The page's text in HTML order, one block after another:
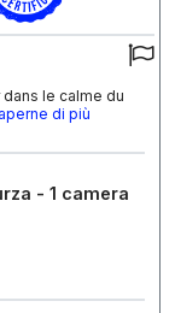
le calme du
di più
- 1 camera